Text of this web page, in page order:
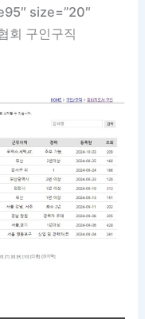
size=”20″
회 구인구직